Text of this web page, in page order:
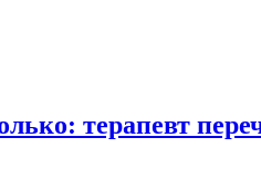
терапевт